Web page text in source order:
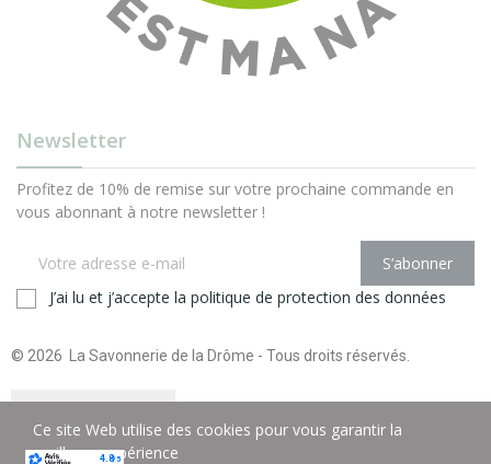
Newsletter
Profitez de 10% de remise sur votre prochaine commande en
vous abonnant à notre newsletter !
S’abonner
J’ai lu et j’accepte la politique de protection des données
© 2026 La Savonnerie de la Drôme - Tous droits réservés.
Ce site Web utilise des cookies pour vous garantir la
meilleure expérience